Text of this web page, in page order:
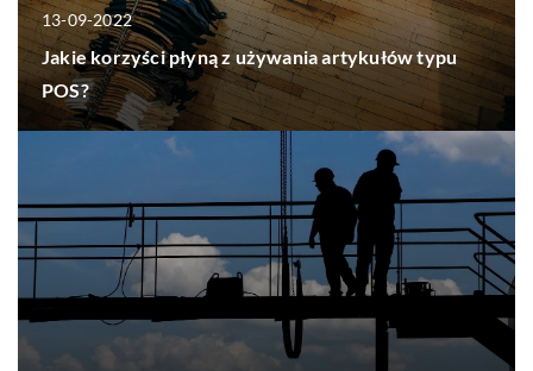
13-09-2022
Jakie korzyści płyną z używania artykułów typu
POS?